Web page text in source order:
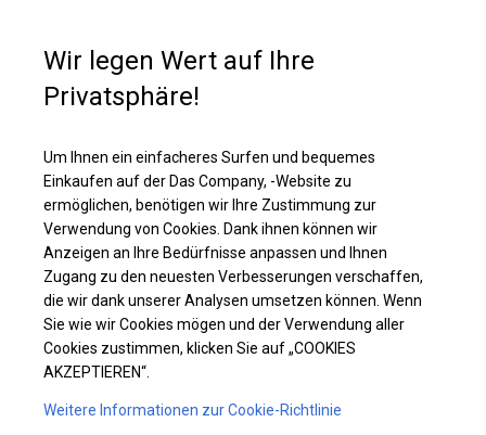
Ganzjährig geöffnete Zelthalle | 8x12 m
Wir legen Wert auf Ihre
Privatsphäre!
Um Ihnen ein einfacheres Surfen und bequemes
Einkaufen auf der Das Company, -Website zu
ermöglichen, benötigen wir Ihre Zustimmung zur
Verwendung von Cookies. Dank ihnen können wir
Anzeigen an Ihre Bedürfnisse anpassen und Ihnen
Zugang zu den neuesten Verbesserungen verschaffen,
die wir dank unserer Analysen umsetzen können. Wenn
Sie wie wir Cookies mögen und der Verwendung aller
Cookies zustimmen, klicken Sie auf „COOKIES
AKZEPTIEREN“.
Weitere Informationen zur Cookie-Richtlinie